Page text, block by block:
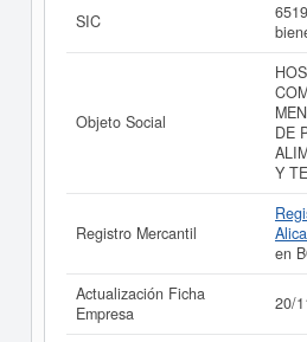
La última actualización del
realizado el 20/
SIC
Objeto Social
DE
Y
Registro Mercantil
en
Actualización Ficha
Empresa
20/